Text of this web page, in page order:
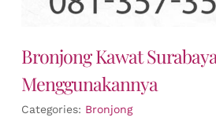
Bronjong Kawat
Menggunakannya
Categories: Bronjong